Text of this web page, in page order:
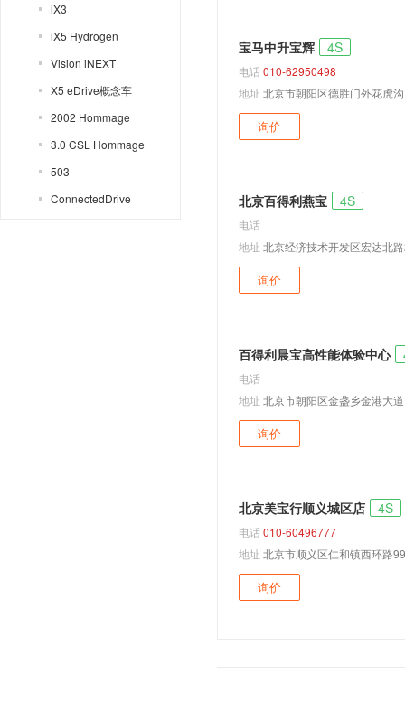
iX3
iX5 Hydrogen
Vision iNEXT
X5 eDrive概念车
2002 Hommage
3.0 CSL Hommage
503
ConnectedDrive
宝马中升宝辉 4S
电话010-62950498
地址 北京市朝阳区德胜门外花虎
询价
北京百得利燕宝 4S
电话
地址 北京经济技术开发区宏达北
询价
百得利晨宝高性能体验中心
电话
地址 北京市朝阳区金盏乡金港大
询价
北京美宝行顺义城区店 4S
电话010-60496777
地址 北京市顺义区仁和镇西环路
询价